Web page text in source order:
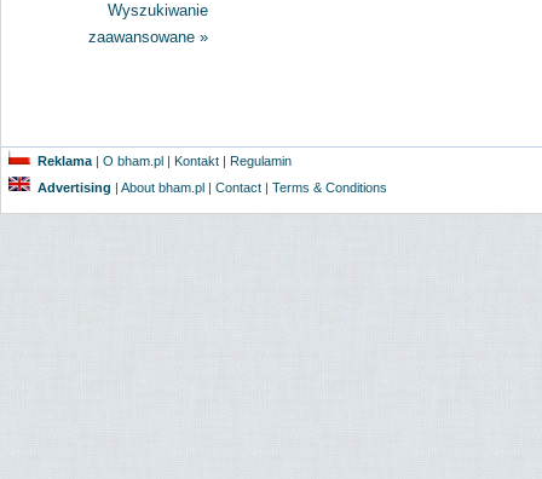
Wyszukiwanie
zaawansowane »
Reklama | O bham.pl | Kontakt | Regulamin
Advertising | About bham.pl | Contact | Terms & Conditions